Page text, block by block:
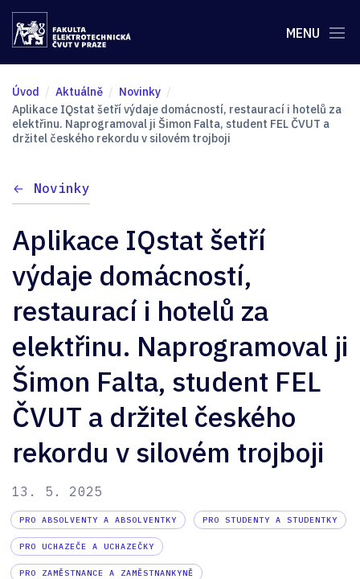
MENU
Úvod Aktuálně
Novinky
Aplikace IQstat šetří výdaje domácností, restaurací i hotelů za
elektřinu. Naprogramoval ji Šimon Falta, student FEL ČVUT a
držitel českého rekordu v silovém trojboji
Novinky
Aplikace IQstat šetří
výdaje domácností,
restaurací i hotelů za
elektřinu. Naprogramoval ji
Šimon Falta, student FEL
ČVUT a držitel českého
rekordu v silovém trojboji
13. 5. 2025
PRO ABSOLVENTY A ABSOLVENTKY PRO STUDENTY A STUDENTKY
PRO UCHAZEČE A UCHAZEČKY
PRO ZAMĚSTNANCE A ZAMĚSTNANKYNĚ